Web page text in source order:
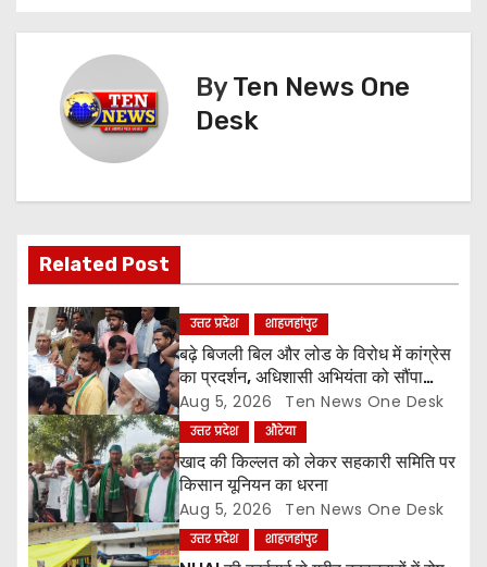
v
i
g
a
t
i
o
n
ByTen News One
Desk
Related Post
उत्तर प्रदेश शाहजहांपुर
बढ़े बिजली बिल और लोड के विरोध में कांग्रेस
का प्रदर्शन, अधिशासी अभियंता को सौंपा
ज्ञापन
Aug 5, 2026 Ten News One Desk
उत्तर प्रदेश औरेया
खाद की किल्लत को लेकर सहकारी समिति पर
किसान यूनियन का धरना
Aug 5, 2026 Ten News One Desk
उत्तर प्रदेश शाहजहांपुर